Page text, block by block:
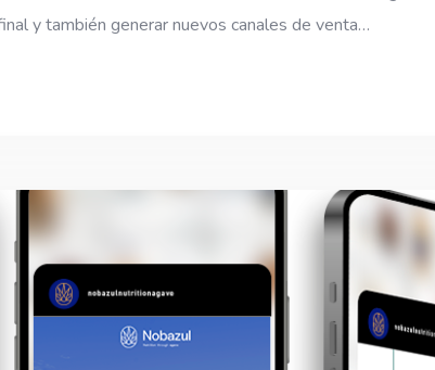
y también generar nuevos canales de venta…